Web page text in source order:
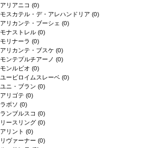
アリアニコ (0)
モスカテル・デ・アレハンドリア (0)
アリカンテ・ブーシェ (0)
モナストレル (0)
モリナーラ (0)
アリカンテ・ブスケ (0)
モンテプルチアーノ (0)
モンルビオ (0)
ユービロイムスレーベ (0)
ユニ・ブラン (0)
アリゴテ (0)
ラボソ (0)
ランブルスコ (0)
リースリング (0)
アリント (0)
リヴァーナー (0)